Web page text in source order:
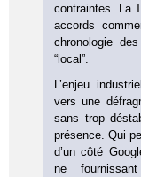
contraintes. La
accords
chronologie
“local”.
L’enjeu
vers une
sans trop
présence. Qui
d’un côté
ne